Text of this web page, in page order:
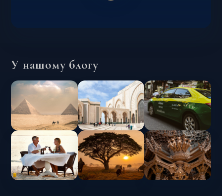
У нашому блогу